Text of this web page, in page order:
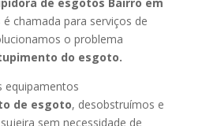
é chamada para serviços de
o problema
do esgoto.
equipamentos
de esgoto, desobstruímos e
sem necessidade de